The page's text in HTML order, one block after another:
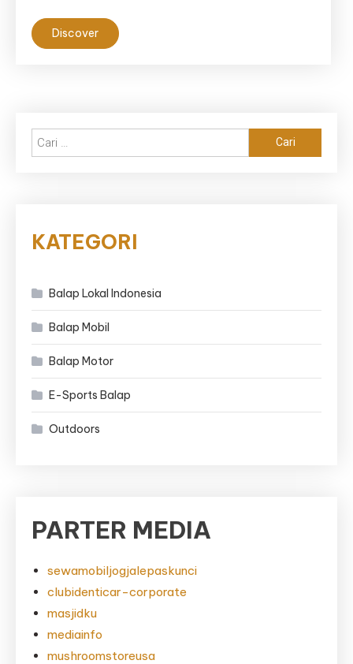
Discover
untuk:
KATEGORI
Balap Lokal Indonesia
Balap Mobil
Balap Motor
E-Sports Balap
Outdoors
PARTER MEDIA
sewamobiljogjalepaskunci
clubidenticar-corporate
masjidku
mediainfo
mushroomstoreusa